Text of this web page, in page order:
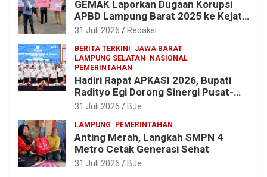
GEMAK Laporkan Dugaan Korupsi
APBD Lampung Barat 2025 ke Kejati
Lampung, Soroti Proyek Jalan
31 Juli 2026 Redaksi
BERITA TERKINI
JAWA BARAT
LAMPUNG SELATAN
NASIONAL
PEMERINTAHAN
Hadiri Rapat APKASI 2026, Bupati
Radityo Egi Dorong Sinergi Pusat-
Daerah untuk Percepat
31 Juli 2026 BJe
LAMPUNG PEMERINTAHAN
Anting Merah, Langkah SMPN 4
Metro Cetak Generasi Sehat
31 Juli 2026 BJe